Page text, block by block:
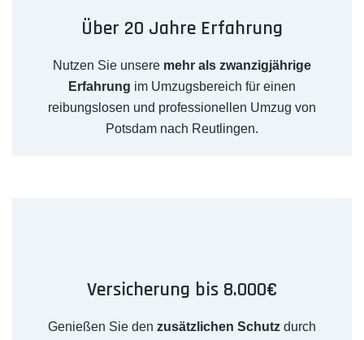
Über 20 Jahre Erfahrung
Nutzen Sie unsere mehr als zwanzigjährige
Erfahrung im Umzugsbereich für einen
reibungslosen und professionellen Umzug von
Potsdam nach Reutlingen.
Versicherung bis 8.000€
Genießen Sie den zusätzlichen Schutz durch